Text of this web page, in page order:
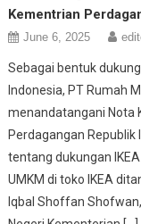
Kementrian
June 6, 2025
Sebagai bentuk
Indonesia, PT Rumah
menandatangani Nota
Perdagangan Republik
tentang dukungan
UMKM di toko IKEA
Iqbal Shoffan